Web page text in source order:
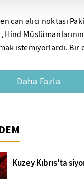
noktası Pakistan Devleti
istemiyorlardı. Bir
Daha Fazla
Kuzey Kıbrıs'ta